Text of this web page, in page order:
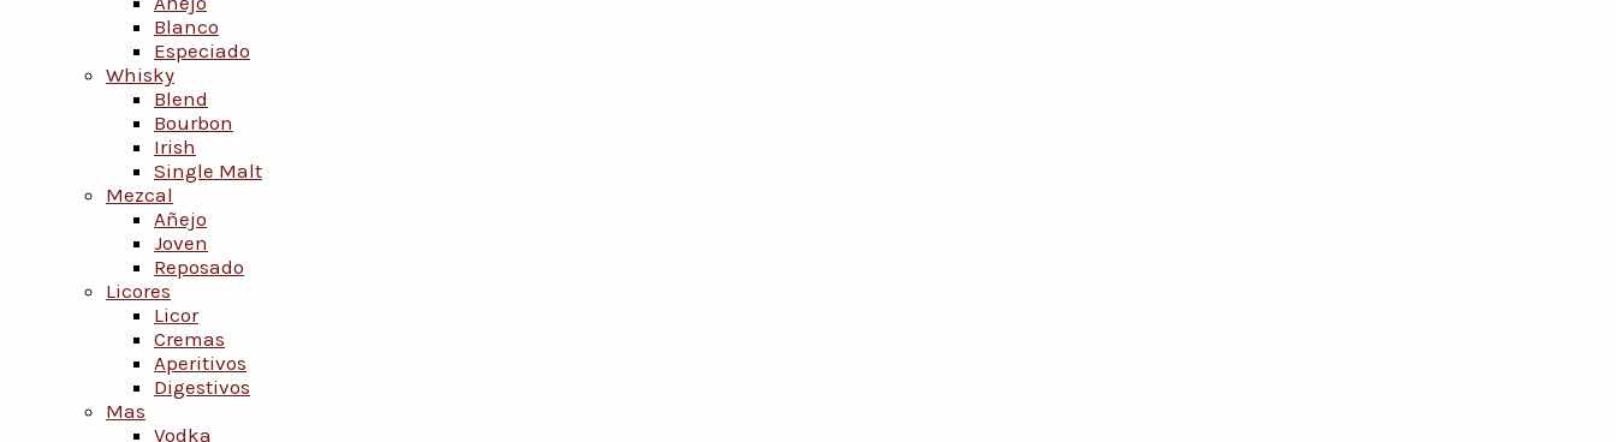
Blanco
Especiado
Whisky
Blend
Bourbon
Irish
Single Malt
Mezcal
Añejo
Joven
Reposado
Licores
Licor
Cremas
Aperitivos
Digestivos
Mas
Vodka